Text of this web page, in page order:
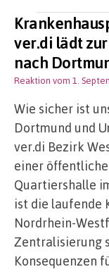
ver.di lädt
nach
Reaktion vom 1.
Wie sicher ist
Dortmund und
ver.di Bezirk
einer
Quartiershalle
ist die laufende
Nordrhein-
Zentralisierung
Konsequenzen